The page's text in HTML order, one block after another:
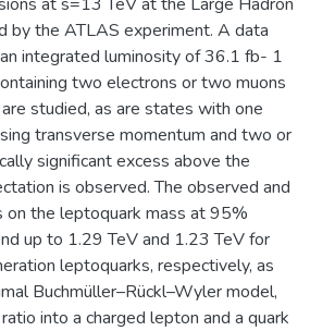
формирование у студентов
и умения учиться;
ориентация
и студентов в избранной
знаний, формирование
и навыков
самоопределения
саморазвития.
целями и задачами
являются:
высококачественной
базовой
by the ATLAS experiment. A data
integrated luminosity of 36.1 fb- 1
two electrons or two muons
studied, as are states with one
transverse momentum and two or
significant excess above the
is observed. The observed and
the leptoquark mass at 95%
up to 1.29 TeV and 1.23 TeV for
leptoquarks, respectively, as
Buchmüller–Rückl–Wyler model,
into a charged lepton and a quark